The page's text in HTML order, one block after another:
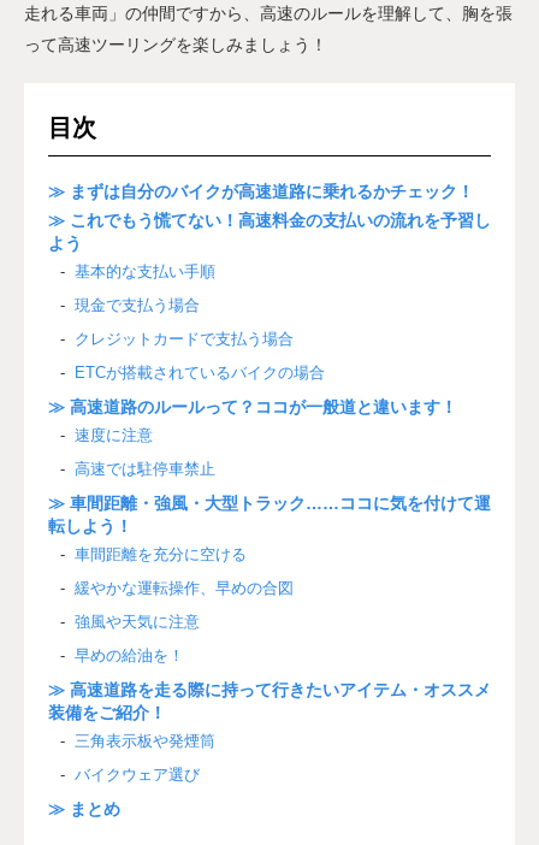
走れる車両」の仲間ですから、高速のルールを理解して、胸を張
って高速ツーリングを楽しみましょう！
目次
≫ まずは自分のバイクが高速道路に乗れるかチェック！
≫ これでもう慌てない！高速料金の支払いの流れを予習し
よう
基本的な支払い手順
現金で支払う場合
クレジットカードで支払う場合
ETCが搭載されているバイクの場合
≫ 高速道路のルールって？ココが一般道と違います！
速度に注意
高速では駐停車禁止
≫ 車間距離・強風・大型トラック……ココに気を付けて運
転しよう！
車間距離を充分に空ける
緩やかな運転操作、早めの合図
強風や天気に注意
早めの給油を！
≫ 高速道路を走る際に持って行きたいアイテム・オススメ
装備をご紹介！
三角表示板や発煙筒
バイクウェア選び
≫ まとめ